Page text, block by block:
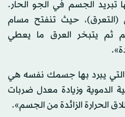
تبريد الجسم في الجو الحار.
حيث تنفتح مسام
ثم يتبخر العرق ما يعطي
التي يبرد بها جسمك نفسه هي
الدموية وزيادة معدل ضربات
الحرارة الزائدة من الجسم».